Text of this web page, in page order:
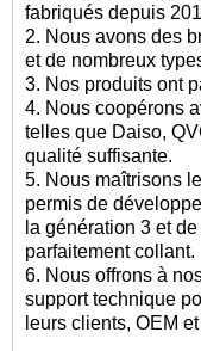
fabriqués depuis
2. Nous avons des
et de nombreux
3. Nos produits ont
4. Nous coopérons
telles que Daiso,
qualité suffisante.
5. Nous maîtrisons
permis de
la génération 3 et
parfaitement collant.
6. Nous offrons à
support technique
leurs clients, OEM